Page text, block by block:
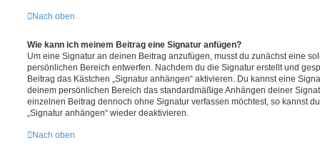
Nach oben
Wie kann ich meinem Beitrag eine Signatur anfügen?
Um eine Signatur an deinen Beitrag anzufügen, musst du zunächst eine
persönlichen Bereich entwerfen. Nachdem du die Signatur erstellt und
Beitrag das Kästchen „Signatur anhängen“ aktivieren. Du kannst eine
deinem persönlichen Bereich das standardmäßige Anhängen deiner
einzelnen Beitrag dennoch ohne Signatur verfassen möchtest, so kannst
„Signatur anhängen“ wieder deaktivieren.
Nach oben